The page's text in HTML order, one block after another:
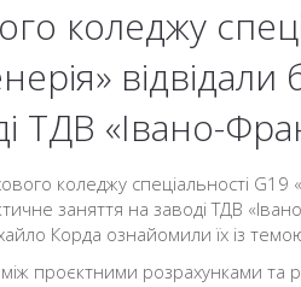
коледжу
ТДВ «Івано-
коледжу спеціальності G19
заняття на заводі ТДВ
Корда ознайомили їх із темою
між проєктними розрахунками